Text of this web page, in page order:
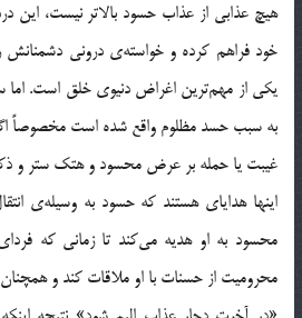
هيچ عذابي از عذاب حسود بالاتر نيست، اين
خود فراهم كرده و خواسته‌ي دروني
يكي از مهم‌ترين اغراض دنيوي خلق است.
به سبب حسد مظلوم واقع شده است مخصوصاً
غيبت يا حمله بر عرض محسود و هتك ستر و ذكر
اينها هداياي هستند كه حسود به وسيله‌ي
محسود به او هديه مي‌كند تا زماني كه
محروميت از حسنات با او ملاقات كند و